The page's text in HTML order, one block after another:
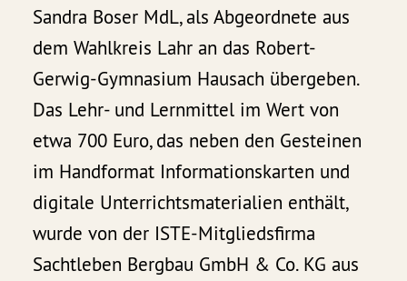
Sandra Boser MdL, als Abgeordnete aus
dem Wahlkreis Lahr an das Robert-
Gerwig-Gymnasium Hausach übergeben.
Das Lehr- und Lernmittel im Wert von
etwa 700 Euro, das neben den Gesteinen
im Handformat Informationskarten und
digitale Unterrichtsmaterialien enthält,
wurde von der ISTE-Mitgliedsfirma
Sachtleben Bergbau GmbH & Co. KG aus